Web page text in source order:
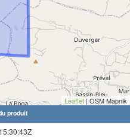
Leaflet | OSM Mapnik
produit